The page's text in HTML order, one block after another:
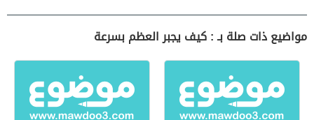
مواضيع ذات صلة بـ : كيف يجبر العظم بسرعة